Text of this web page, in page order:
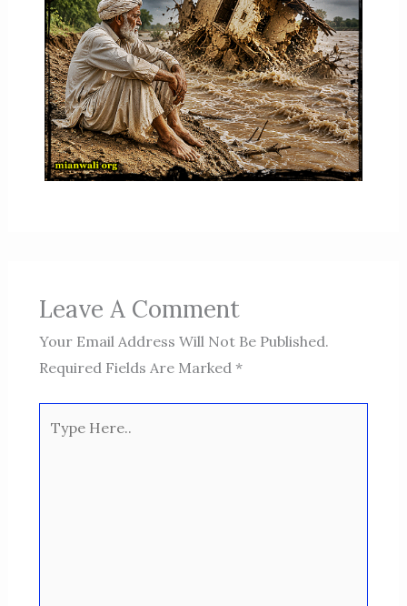
Leave A Comment
Your Email Address Will Not Be Published.
Required Fields Are Marked *
Here..